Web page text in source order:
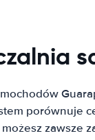
porównuje
zawsze